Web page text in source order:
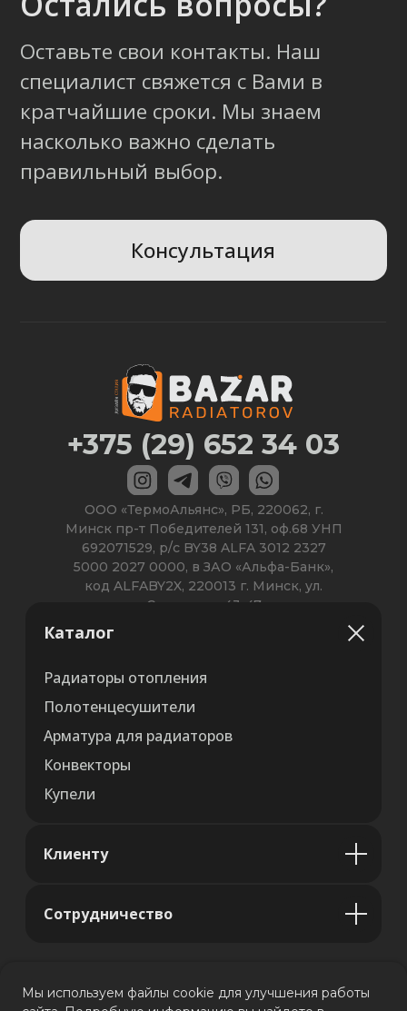
Мы используем файлы cookie для улучшения работы
Каталог
Радиаторы отопления
Полотенцесушители
Арматура для радиаторов
Конвекторы
Купели
Клиенту
Сотрудничество